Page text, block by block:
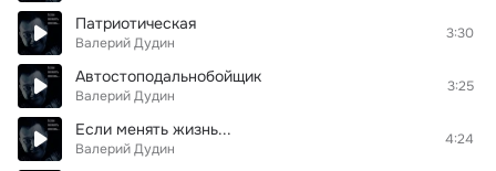
Патриотическая
Валерий Дудин
3:30
Автостоподальнобойщик
Валерий Дудин
3:25
Если менять жизнь...
Валерий Дудин
4:24